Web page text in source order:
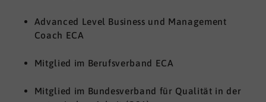
Advanced Level Business und Management
Coach ECA
Mitglied im Berufsverband ECA
Mitglied im Bundesverband für Qualität in der